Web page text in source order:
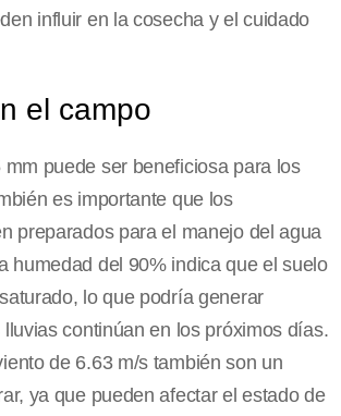
influir en la cosecha y el cuidado
el campo
mm puede ser beneficiosa para los
es importante que los
preparados para el manejo del agua
humedad del 90% indica que el suelo
lo que podría generar
continúan en los próximos días.
de 6.63 m/s también son un
ya que pueden afectar el estado de